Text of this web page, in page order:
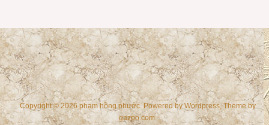
Copyright © 2026 phạm hồng phước. Powered byWordpress, Theme by
gazpo.com.